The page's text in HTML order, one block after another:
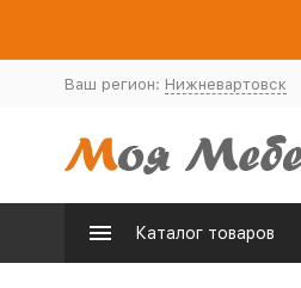
Ваш регион: Нижневартовск
Каталог товаров